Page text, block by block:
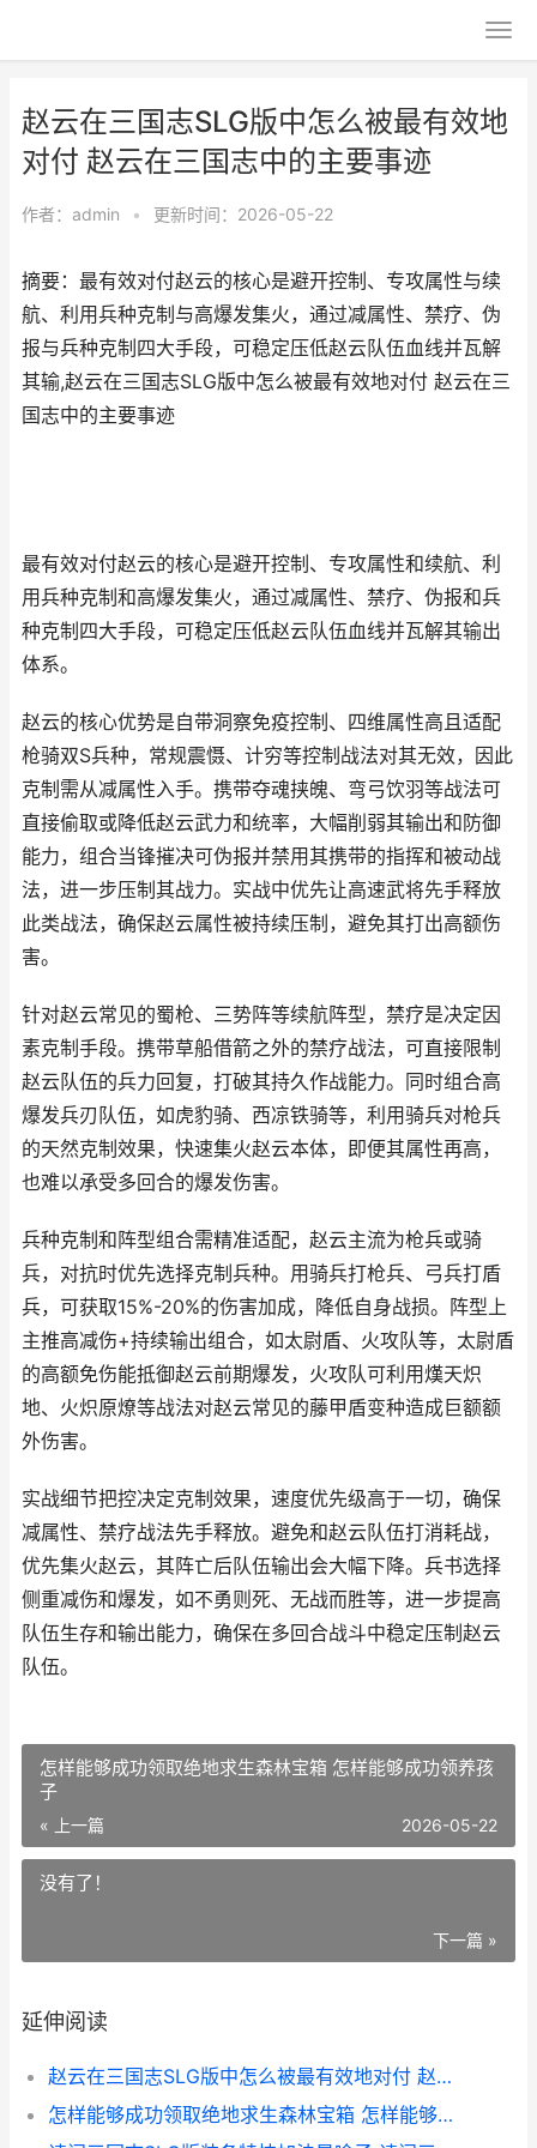
赵云在三国志SLG版中怎么被最有效地
对付 赵云在三国志中的主要事迹
作者： admin • 更新时间：2026-05-22
摘要：最有效对付赵云的核心是避开控制、专攻属性与续
航、利用兵种克制与高爆发集火，通过减属性、禁疗、伪
报与兵种克制四大手段，可稳定压低赵云队伍血线并瓦解
其输,赵云在三国志SLG版中怎么被最有效地对付 赵云在三
国志中的主要事迹
最有效对付赵云的核心是避开控制、专攻属性和续航、利
用兵种克制和高爆发集火，通过减属性、禁疗、伪报和兵
种克制四大手段，可稳定压低赵云队伍血线并瓦解其输出
体系。
赵云的核心优势是自带洞察免疫控制、四维属性高且适配
枪骑双S兵种，常规震慑、计穷等控制战法对其无效，因此
克制需从减属性入手。携带夺魂挟魄、弯弓饮羽等战法可
直接偷取或降低赵云武力和统率，大幅削弱其输出和防御
能力，组合当锋摧决可伪报并禁用其携带的指挥和被动战
法，进一步压制其战力。实战中优先让高速武将先手释放
此类战法，确保赵云属性被持续压制，避免其打出高额伤
害。
针对赵云常见的蜀枪、三势阵等续航阵型，禁疗是决定因
素克制手段。携带草船借箭之外的禁疗战法，可直接限制
赵云队伍的兵力回复，打破其持久作战能力。同时组合高
爆发兵刃队伍，如虎豹骑、西凉铁骑等，利用骑兵对枪兵
的天然克制效果，快速集火赵云本体，即便其属性再高，
也难以承受多回合的爆发伤害。
兵种克制和阵型组合需精准适配，赵云主流为枪兵或骑
兵，对抗时优先选择克制兵种。用骑兵打枪兵、弓兵打盾
兵，可获取15%-20%的伤害加成，降低自身战损。阵型上
主推高减伤+持续输出组合，如太尉盾、火攻队等，太尉盾
的高额免伤能抵御赵云前期爆发，火攻队可利用熯天炽
地、火炽原燎等战法对赵云常见的藤甲盾变种造成巨额额
外伤害。
实战细节把控决定克制效果，速度优先级高于一切，确保
减属性、禁疗战法先手释放。避免和赵云队伍打消耗战，
优先集火赵云，其阵亡后队伍输出会大幅下降。兵书选择
侧重减伤和爆发，如不勇则死、无战而胜等，进一步提高
队伍生存和输出能力，确保在多回合战斗中稳定压制赵云
队伍。
怎样能够成功领取绝地求生森林宝箱 怎样能够成功领养孩
子
« 上一篇 2026-05-22
没有了！
下一篇 »
延伸阅读
赵云在三国志SLG版中怎么被最有效地对付 赵云在三国志中的主要事迹
怎样能够成功领取绝地求生森林宝箱 怎样能够成功领养孩子